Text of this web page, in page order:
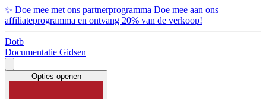
✨ Doe mee met ons partnerprogramma Doe mee aan ons
affiliateprogramma en ontvang 20% van de verkoop!
Dotb
Documentatie Gidsen
Opties openen